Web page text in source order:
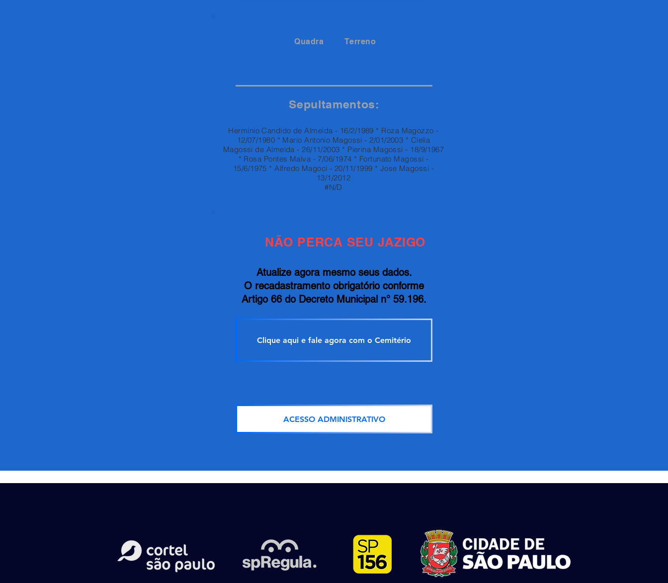
Quadra Terreno
Sepultamentos:
Herminio Candido de Almeida - 16/2/1989 * Roza Magozzo -
12/07/1980 * Mario Antonio Magossi - 2/01/2003 * Clelia
Magossi de Almeida - 26/11/2003 * Pierina Magossi - 18/9/1967
* Rosa Pontes Malva - 7/06/1974 * Fortunato Magossi -
15/6/1975 * Alfredo Magoci - 20/11/1999 * Jose Magossi -
13/1/2012
#N/D
NÃO PERCA SEU JAZIGO
Atualize agora mesmo seus dados.
O recadastramento obrigatório conforme
Artigo 66 do Decreto Municipal n° 59.196.
Clique aqui e fale agora com o Cemitério
ACESSO ADMINISTRATIVO